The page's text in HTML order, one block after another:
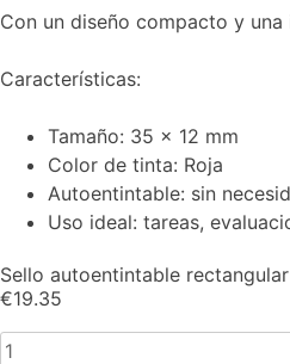
Con un diseño compacto y
Características:
Tamaño: 35 x 12 mm
Color de tinta: Roja
Autoentintable: sin
Uso ideal: tareas,
Sello autoentintable
€19.35